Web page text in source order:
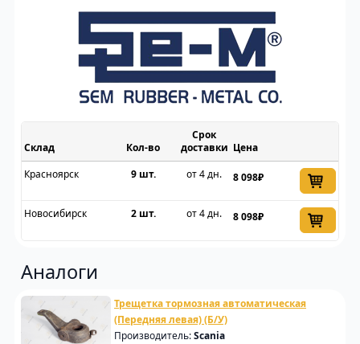
Склад
Срок
доставки Цена
Красноярск
9 шт. от 4 дн. 8 098₽
Новосибирск 2 шт. от 4 дн. 8 098₽
Аналоги
Трещетка тормозная автоматическая
(Передняя левая) (Б/У)
Производитель:Scania